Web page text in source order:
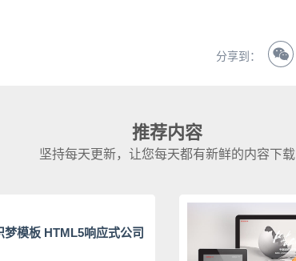
分享到：
推荐内容
坚持每天更新，让您每天都有新鲜的内容下载
梦模板 HTML5响应式公司